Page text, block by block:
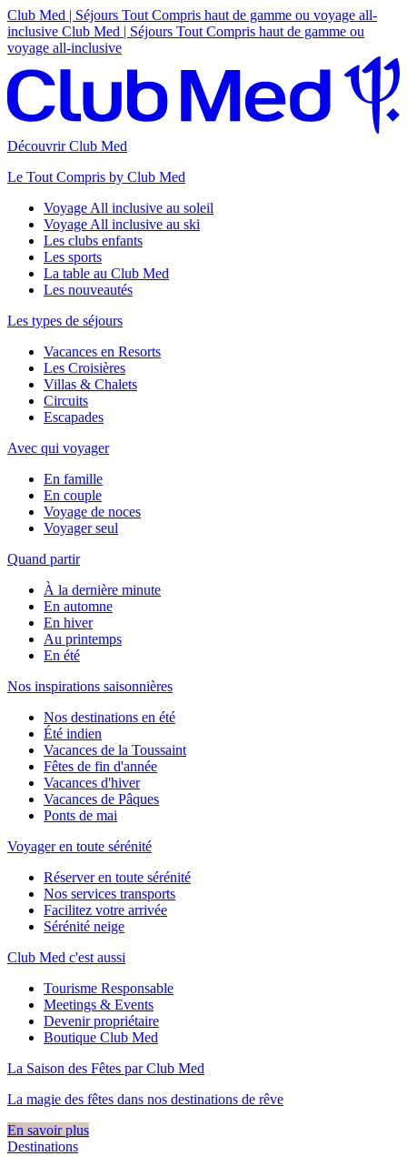
Club Med | Séjours Tout Compris haut de gamme ou voyage all-
inclusive Club Med | Séjours Tout Compris haut de gamme ou
voyage all-inclusive
Découvrir Club Med
Le Tout Compris by Club Med
Voyage All inclusive au soleil
Voyage All inclusive au ski
Les clubs enfants
Les sports
La table au Club Med
Les nouveautés
Les types de séjours
Vacances en Resorts
Les Croisières
Villas & Chalets
Circuits
Escapades
Avec qui voyager
En famille
En couple
Voyage de noces
Voyager seul
Quand partir
À la dernière minute
En automne
En hiver
Au printemps
En été
Nos inspirations saisonnières
Nos destinations en été
Été indien
Vacances de la Toussaint
Fêtes de fin d'année
Vacances d'hiver
Vacances de Pâques
Ponts de mai
Voyager en toute sérénité
Réserver en toute sérénité
Nos services transports
Facilitez votre arrivée
Sérénité neige
Club Med c'est aussi
Tourisme Responsable
Meetings & Events
Devenir propriétaire
Boutique Club Med
La Saison des Fêtes par Club Med
La magie des fêtes dans nos destinations de rêve​
En savoir plus
Destinations